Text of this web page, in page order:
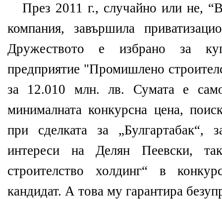
През 2011 г., случайно или не,
компания, завършила
Дружеството е избрано за
предприятие "Промишлено
за 12.010 млн. лв. Сумата е
минималната конкурсна цена,
при сделката за „Булгартабак“,
интереси на Делян Пеевски,
строителство холдинг“ в
кандидат. А това му гарантира